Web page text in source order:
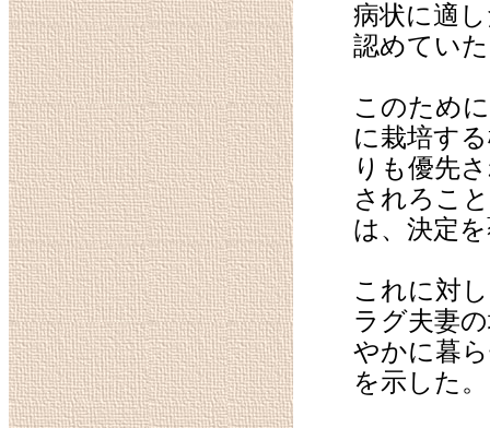
病状に適
認めてい
このため
に栽培す
りも優先
されろこ
は、決定
これに対
ラグ夫妻
やかに暮
を示した。